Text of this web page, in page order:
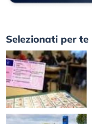
Selezionati per te